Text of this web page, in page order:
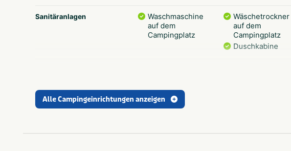
Sanitäranlagen
Waschmaschine
auf dem
Campingplatz
Wäschetrockner
auf dem
Campingplatz
Duschkabine
erhältlich
Sport und Spiele Sportplatz
Alle Campingeinrichtungen anzeigen